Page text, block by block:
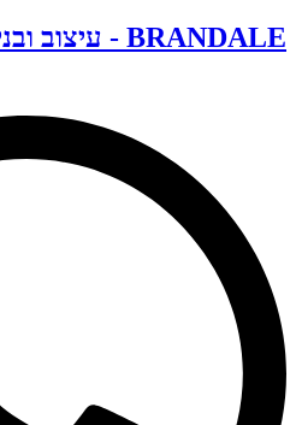
BRANDALE - עיצוב ובניית אתרי אינטרנט